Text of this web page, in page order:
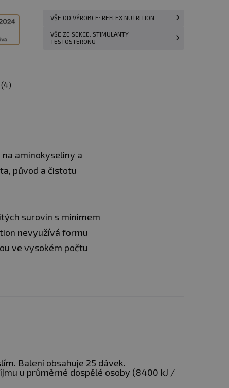
VŠE OD VÝROBCE: REFLEX NUTRITION
VŠE ZE SEKCE: STIMULANTY
TESTOSTERONU
(4)
aminokyseliny a
původ a čistotu
surovin s minimem
nevyužívá formu
ve vysokém počtu
Balení obsahuje 25 dávek.
u průměrné dospělé osoby (8400 kJ /